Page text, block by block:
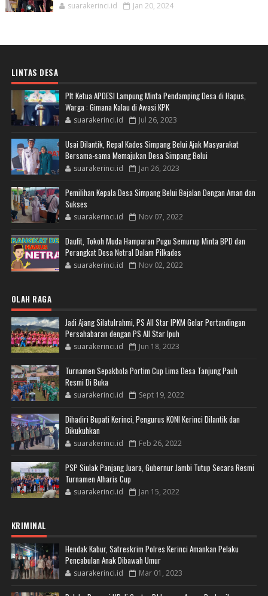
suarakerinci.id Jan 20, 2024
LINTAS DESA
Plt Ketua APDESI Lampung Minta Pendamping Desa di Hapus,
Warga : Gimana Kalau di Awasi KPK
suarakerinci.id Jul 26, 2023
Usai Dilantik, Repal Kades Simpang Belui Ajak Masyarakat
Bersama-sama Memajukan Desa Simpang Belui
suarakerinci.id Jan 26, 2023
Pemilihan Kepala Desa Simpang Belui Bejalan Dengan Aman dan
Sukses
suarakerinci.id Nov 07, 2022
Daufit, Tokoh Muda Hamparan Pugu Semurup Minta BPD dan
Perangkat Desa Netral Dalam Pilkades
suarakerinci.id Nov 02, 2022
OLAH RAGA
Jadi Ajang Silatulrahmi, PS All Star IPKM Gelar Pertandingan
Persahabaran dengan PS All Star Ipuh
suarakerinci.id Jun 18, 2023
Turnamen Sepakbola Portim Cup Lima Desa Tanjung Pauh
Resmi Di Buka
suarakerinci.id Sept 19, 2022
Dihadiri Bupati Kerinci, Pengurus KONI Kerinci Dilantik dan
Dikukuhkan
suarakerinci.id Feb 26, 2022
PSP Siulak Panjang Juara, Gubernur Jambi Tutup Secara Resmi
Turnamen Alharis Cup
suarakerinci.id Jan 15, 2022
KRIMINAL
Hendak Kabur, Satreskrim Polres Kerinci Amankan Pelaku
Pencabulan Anak Dibawah Umur
suarakerinci.id Mar 01, 2023